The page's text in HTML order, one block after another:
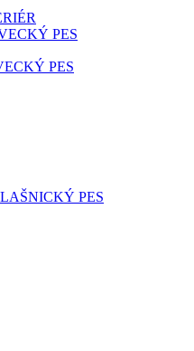
PES
PES
PES